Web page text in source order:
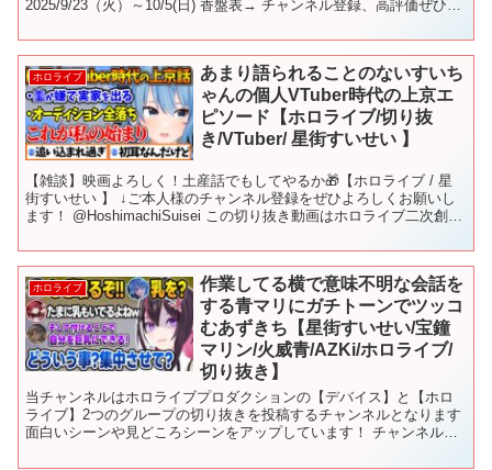
2025/9/23（火）～10/5(日) 香盤表→ チャンネル登録、高評価ぜひお
ホロライブ
あまり語られることのないすいち
ゃんの個人VTuber時代の上京エ
ピソード【ホロライブ/切り抜
き/VTuber/ 星街すいせい 】
【雑談】映画よろしく！土産話でもしてやるか🎁【ホロライブ / 星
街すいせい 】 ↓ご本人様のチャンネル登録をぜひよろしくお願いし
ます！ @HoshimachiSuisei この切り抜き動画はホロライブ二次創作
ホロライブ
作業してる横で意味不明な会話を
する青マリにガチトーンでツッコ
むあずきち【星街すいせい/宝鐘
マリン/火威青/AZKi/ホロライブ/
切り抜き】
当チャンネルはホロライブプロダクションの【デバイス】と【ホロ
ライブ】2つのグループの切り抜きを投稿するチャンネルとなります
面白いシーンや見どころシーンをアップしています！ チャンネル登